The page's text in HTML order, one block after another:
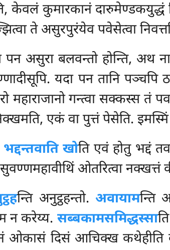
केवलं कुमारकानं
ते असुरपुरंयेव पवेसेत्वा
पन असुरा बलवन्तो होन्ति, अथ
यदा पन तानि पञ्चपि
महाराजानो गन्त्वा सक्कस्स
एकं वा पुत्तं पेसेति.
खोति एवं होतु भद्दं
सुवण्णमहावीथिं ओतरित्वा नक्खत्तं
न्ति अनुट्ठहन्तो. अवायामन्ति
न करेय्य. सब्बकामसमिद्धस्सा
ओकासं दिसं आचिक्ख कथेहीति